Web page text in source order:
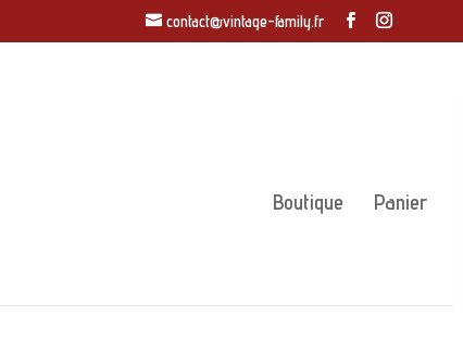
contact@vintage-family.fr
Boutique Panier